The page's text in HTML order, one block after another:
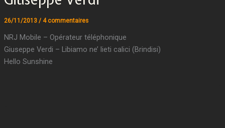
26/11/2013 / 4 commentaires
NRJ Mobile – Opérateur téléphonique
Giuseppe Verdi – Libiamo ne’ lieti calici (Brindisi)
Hello Sunshine